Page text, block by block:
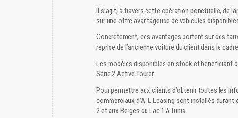
Il s’agit, à travers cette opération ponctuelle, de
sur une offre avantageuse de véhicules
Concrètement, ces avantages portent sur des
reprise de l’ancienne voiture du client dans le
Les modèles disponibles en stock et bénéficiant
Série 2 Active Tourer.
Pour permettre aux clients d’obtenir toutes les
commerciaux d’ATL Leasing sont installés
2 et aux Berges du Lac 1 à Tunis.